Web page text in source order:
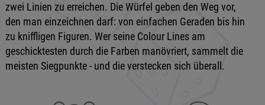
zwei Linien zu erreichen. Die Würfel geben den Weg vor,
den man einzeichnen darf: von einfachen Geraden bis hin
zu kniffligen Figuren. Wer seine Colour Lines am
geschicktesten durch die Farben manövriert, sammelt die
meisten Siegpunkte - und die verstecken sich überall.